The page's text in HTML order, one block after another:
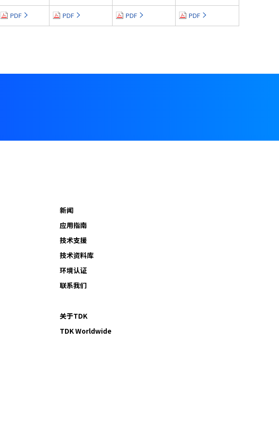
PDF PDF PDF PDF
新闻
应用指南
技术支援
技术资料库
环境认证
联系我们
关于TDK
TDK Worldwide